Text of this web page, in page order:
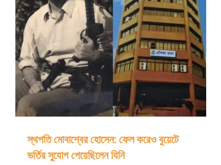
স্থপতি মোবাশ্বের হোসেন: ফেল করেও বুয়েটে ভর্তির সুযোগ পেয়েছিলেন
যিনি
স্থপতি মোবাশ্বের হোসেন: ফেল করেও বুয়েটে
ভর্তির সুযোগ পেয়েছিলেন যিনি